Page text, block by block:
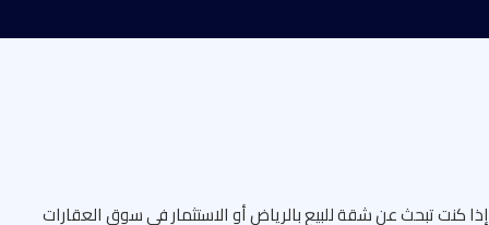
كنت تبحث عن شقة للبيع بالرياض أو الاستثمار في سوق العقارات